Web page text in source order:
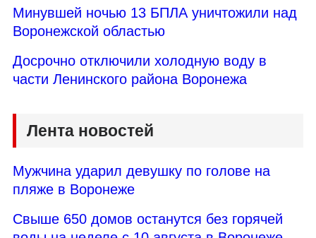
Минувшей ночью 13 БПЛА уничтожили над
Воронежской областью
Досрочно отключили холодную воду в
части Ленинского района Воронежа
Лента новостей
Мужчина ударил девушку по голове на
пляже в Воронеже
Свыше 650 домов останутся без горячей